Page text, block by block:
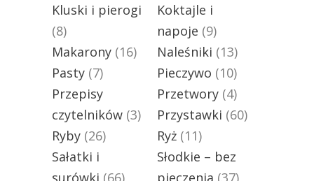
Kluski i pierogi
(8)
Koktajle i
napoje (9)
Makarony (16) Naleśniki (13)
Pasty (7) Pieczywo (10)
Przepisy
czytelników (3)
Przetwory (4)
Przystawki (60)
Ryby (26) Ryż (11)
Sałatki i
surówki (66)
Słodkie – bez
pieczenia (37)